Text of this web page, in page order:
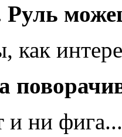
как
и ни фига...